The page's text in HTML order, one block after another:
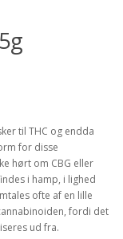
til THC og endda
for disse
hørt om CBG eller
i hamp, i lighed
ofte af en lille
fordi det
ud fra.